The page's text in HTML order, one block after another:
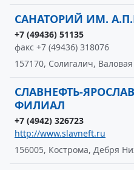
САНАТОРИЙ ИМ.
+7 (49436) 51135
факс +7 (49436) 318076
157170, Солигалич,
СЛАВНЕФТЬ-
ФИЛИАЛ
+7 (4942) 326723
http://www.slavneft.ru
156005, Кострома, Дебря